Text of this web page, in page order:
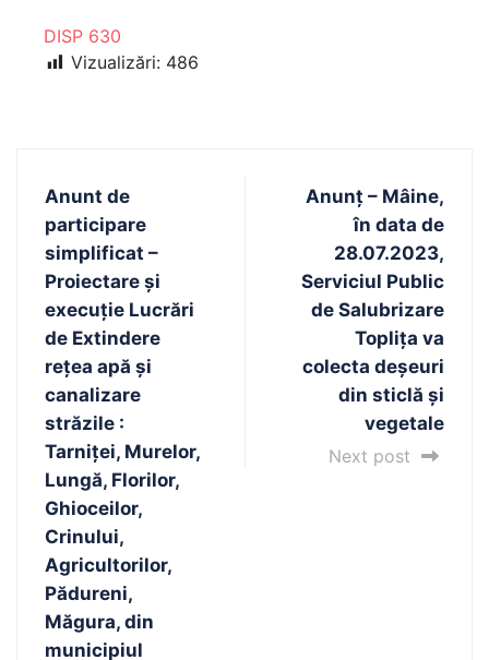
DISP 630
Vizualizări: 486
Anunt de
participare
simplificat –
Proiectare și
execuție Lucrări
de Extindere
rețea apă și
canalizare
străzile :
Tarniței, Murelor,
Lungă, Florilor,
Ghioceilor,
Crinului,
Agricultorilor,
Pădureni,
Măgura, din
municipiul
Anunț – Mâine,
în data de
28.07.2023,
Serviciul Public
de Salubrizare
Toplița va
colecta deșeuri
din sticlă și
vegetale
Next post